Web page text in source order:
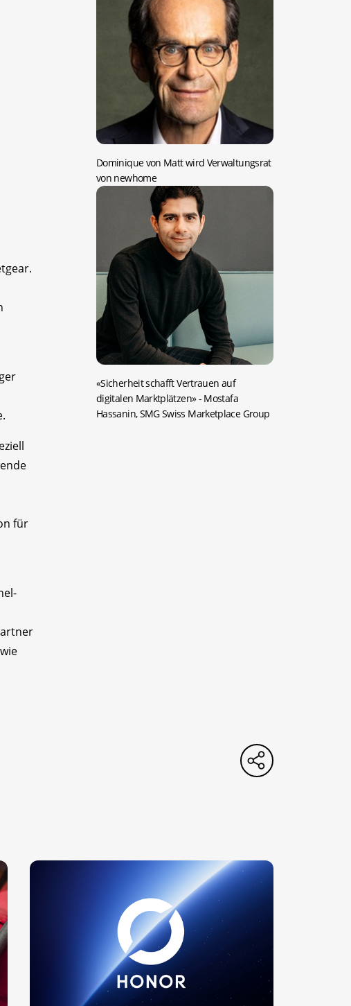
für
Dominique von Matt wird Verwaltungsrat
von newhome
«Sicherheit schafft Vertrauen auf
digitalen Marktplätzen»- Mostafa
Hassanin, SMG Swiss Marketplace Group